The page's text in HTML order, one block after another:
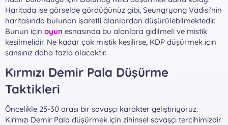
Haritada ise görselde gördüğünüz gibi, Seungryong Vadisi’nin
haritasında bulunan işaretli alanlardan düşürülebilmektedir.
Bunun için oyun esnasında bu alanlara gidilmeli ve mistik
kesilmelidir. Ne kadar çok mistik kesilirse, KDP düşürmek için
şansınız daha fazla olacaktır.
Kırmızı Demir Pala Düşürme
Taktikleri​
Öncelikle 25-30 arası bir savaşçı karakter geliştiriyoruz.
Kırmızı Demir Pala düşürmek için zihinsel savaşçı tercihimizdir.